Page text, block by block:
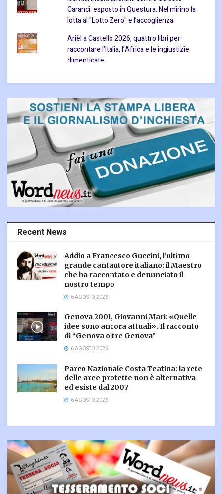
Caranci: esposto in Questura. Nel mirino la
lotta al "Lotto Zero" e l’accoglienza
Arièl a Castello 2026, quattro libri per
raccontare l’Italia, l’Africa e le ingiustizie
dimenticate
Recent News
Addio a Francesco Guccini, l’ultimo
grande cantautore italiano: il Maestro
che ha raccontato e denunciato il
nostro tempo
6 AGOSTO 2026
Genova 2001, Giovanni Mari: «Quelle
idee sono ancora attuali». Il racconto
di “Genova oltre Genova”
6 AGOSTO 2026
Parco Nazionale Costa Teatina: la rete
delle aree protette non è alternativa
ed esiste dal 2007
6 AGOSTO 2026